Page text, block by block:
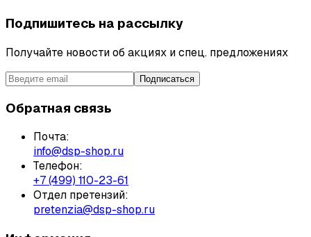
Подпишитесь на рассылку
Получайте новости об акциях и спец. предложениях
Подписаться
Обратная связь
Почта:
info@dsp-shop.ru
Телефон:
+7 (499) 110-23-61
Отдел претензий:
pretenzia@dsp-shop.ru